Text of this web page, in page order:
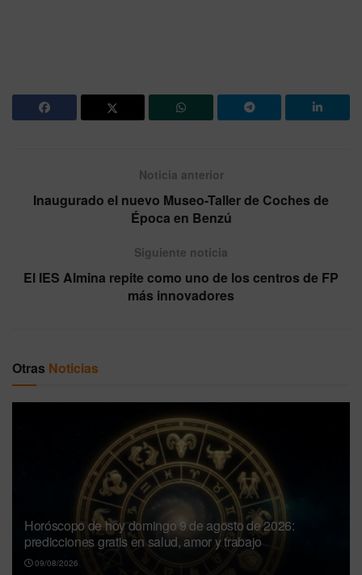
Noticia anterior
Inaugurado el nuevo Museo-Taller de Coches de
Época en Benzú
Siguiente noticia
El IES Almina repite como uno de los centros de FP
más innovadores
Otras Noticias
Horóscopo de hoy domingo 9 de agosto de 2026:
predicciones gratis en salud, amor y trabajo
09/08/2026